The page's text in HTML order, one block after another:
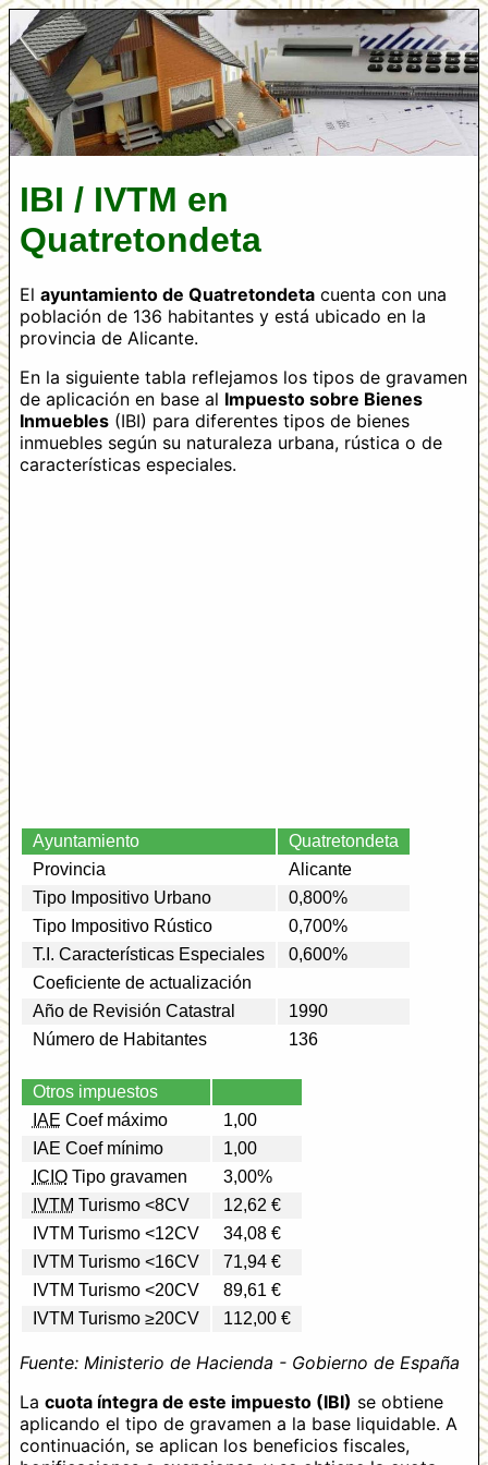
IBI / IVTM en
Quatretondeta
El ayuntamiento de Quatretondetacuenta con una
población de 136 habitantes y está ubicado en la
provincia de Alicante.
En la siguiente tabla reflejamos los tipos de gravamen
de aplicación en base al Impuesto sobre Bienes
Inmuebles(IBI) para diferentes tipos de bienes
inmuebles según su naturaleza urbana, rústica o de
características especiales.
Ayuntamiento
Quatretondeta
Provincia
Alicante
Tipo Impositivo Urbano
0,800%
Tipo Impositivo Rústico
0,700%
T.I. Características Especiales
0,600%
Coeficiente de actualización
Año de Revisión Catastral
1990
Número de Habitantes
136
Otros impuestos
IAE Coef máximo
1,00
IAE Coef mínimo
1,00
ICIOTipo gravamen
3,00%
IVTM Turismo <8CV
12,62 €
IVTM Turismo <12CV
34,08 €
IVTM Turismo <16CV
71,94 €
IVTM Turismo <20CV
89,61 €
IVTM Turismo ≥20CV
112,00 €
Fuente: Ministerio de Hacienda - Gobierno de España
La cuota íntegra de este impuesto (IBI) se obtiene
aplicando el tipo de gravamen a la base liquidable. A
continuación, se aplican los beneficios fiscales,